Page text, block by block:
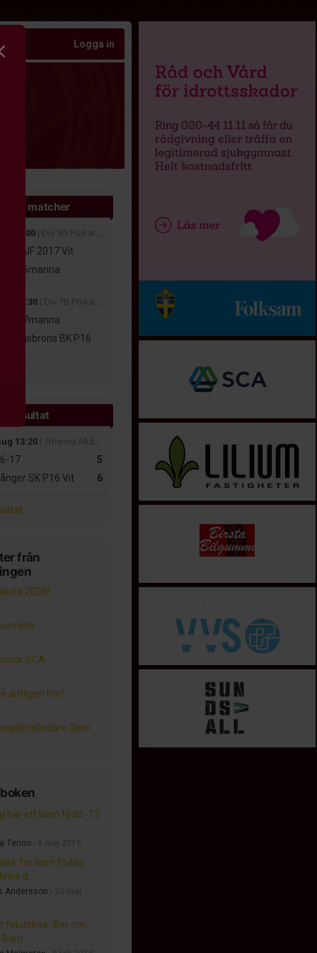
Logga in
matcher
10:00 | Div 9D Pojkar Höst Medelpad 2026
AIF 2017 Vit
5manna
11:30 | Div 7B Pojkar Höst Medelpad 2026
7manna
BK P16
resultat
13:20 | 7manna MidNordic
5
17
6
SK P16 Vit
från
2026!
SCA
äntligen här!
Dam
har ett barn född -12
Tenno - 9 maj 2019
för barn födda
d...
Andersson -
20 maj
felutskick. Ber om